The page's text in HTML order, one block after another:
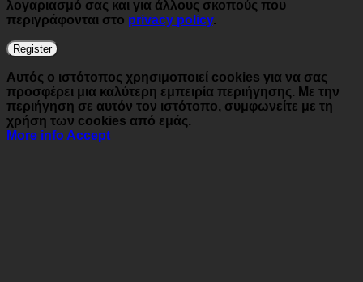
λογαριασμό σας και για άλλους σκοπούς που
περιγράφονται στο privacy policy.
Register
Αυτός ο ιστότοπος χρησιμοποιεί cookies για να σας
προσφέρει μια καλύτερη εμπειρία περιήγησης. Με την
περιήγηση σε αυτόν τον ιστότοπο, συμφωνείτε με τη
χρήση των cookies από εμάς.
More info Accept